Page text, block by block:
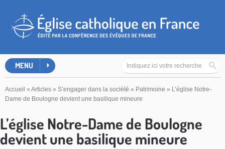
MENU
Accueil » Articles » S’engager dans la société » Patrimoine » L’église Notre-
Dame de Boulogne devient une basilique mineure
L’église Notre-Dame de Boulogne
devient une basilique mineure